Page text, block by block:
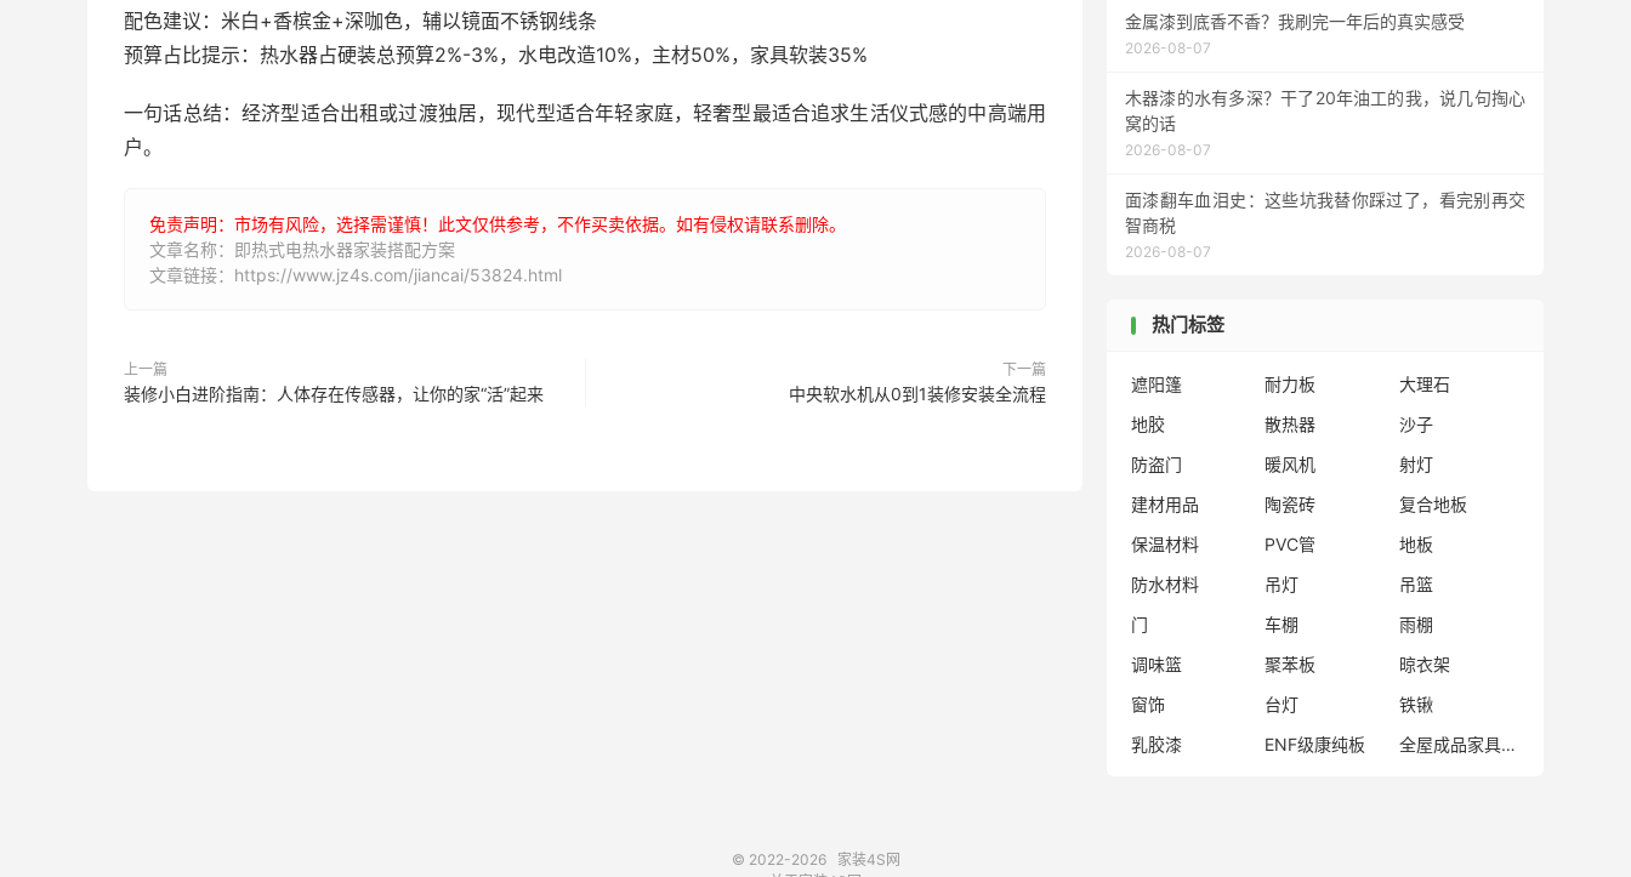
配色建议：米白+香槟金+深咖色，辅以镜面不锈钢线条
预算占比提示：热水器占硬装总预算2%-3%，水电改造10%，主材50%，家具软装35%
一句话总结：经济型适合出租或过渡独居，现代型适合年轻家庭，轻奢型最适合追求生活仪式感的中高端用
户。
免责声明：市场有风险，选择需谨慎！此文仅供参考，不作买卖依据。如有侵权请联系删除。
文章名称：即热式电热水器家装搭配方案
文章链接：https://www.jz4s.com/jiancai/53824.html
上一篇
装修小白进阶指南：人体存在传感器，让你的家“活”起来
下一篇
中央软水机从0到1装修安装全流程
金属漆到底香不香？我刷完一年后的真实感受
2026-08-07
木器漆的水有多深？干了20年油工的我，说几句掏心
窝的话
2026-08-07
面漆翻车血泪史：这些坑我替你踩过了，看完别再交
智商税
2026-08-07
热门标签
遮阳篷 耐力板
大理石
地胶
散热器
沙子
防盗门
暖风机
射灯
建材用品
陶瓷砖
复合地板
保温材料
PVC管
地板
防水材料
吊灯
吊篮
门
车棚
雨棚
调味篮
聚苯板
晾衣架
窗饰
台灯
铁锹
乳胶漆
ENF级康纯板 全屋成品家具品牌
© 2022-2026 家装4S网